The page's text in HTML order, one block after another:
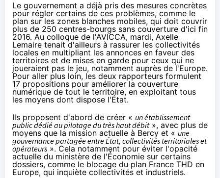
Le gouvernement a déjà pris des mesures concrètes
pour régler certains de ces problèmes, comme le
plan sur les zones blanches mobiles, qui doit couvrir
plus de 250 centres-bourgs sans couverture d'ici fin
2016. Au colloque de l'AVICCA, mardi, Axelle
Lemaire tenait d'ailleurs à rassurer les collectivités
locales en multipliant les annonces en faveur des
territoires et de mises en garde pour ceux qui ne
joueraient pas le jeu, notamment auprès de l'Europe.
Pour aller plus loin, les deux rapporteurs formulent
17 propositions pour améliorer la couverture
numérique de tout le territoire, en exploitant tous
les moyens dont dispose l'État.
Ils proposent d'abord de créer « un établissement
public dédié au pilotage du très haut débit», avec plus de
moyens que la mission actuelle à Bercy et « une
gouvernance partagée entre État, collectivités territoriales et
opérateurs ». Cela notamment pour éviter l'opacité
actuelle du ministère de l'Économie sur certains
dossiers, comme le blocage du plan France THD en
Europe, qui inquiète collectivités et industriels.